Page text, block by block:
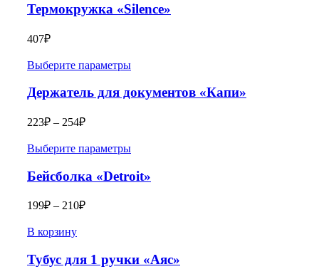
Термокружка «Silence»
407₽
Выберите параметры
Держатель для документов «Капи»
223₽ – 254₽
Выберите параметры
Бейсболка «Detroit»
199₽ – 210₽
В корзину
Тубус для 1 ручки «Аяс»